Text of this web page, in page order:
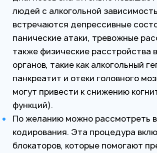
людей с алкогольной
встречаются депрессивные
панические атаки, тревожные
также физические расстройства
органов, такие как алкогольный
панкреатит и отеки головного
могут привести к снижению
функций).
По желанию можно рассмотреть
кодирования. Эта процедура
блокаторов, которые помогают